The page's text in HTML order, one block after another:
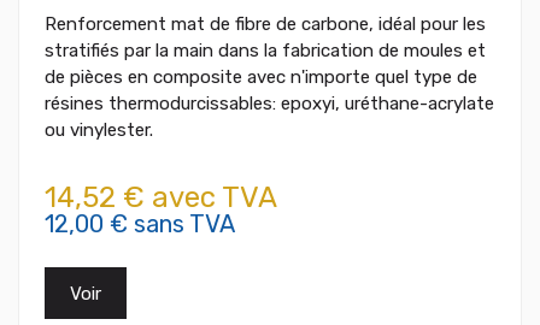
Renforcement mat de fibre de carbone, idéal pour les
stratifiés par la main dans la fabrication de moules et
de pièces en composite avec n'importe quel type de
résines thermodurcissables: epoxyi, uréthane-acrylate
ou vinylester.
14,52 € avec TVA
12,00 € sans TVA
Voir